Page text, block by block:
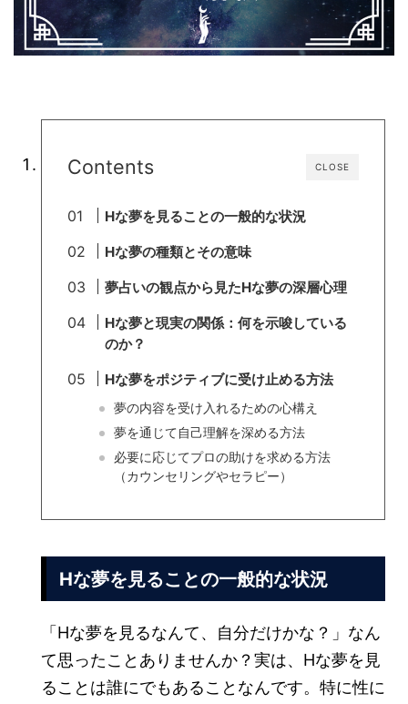
CLOSE
Contents
Hな夢を見ることの一般的な状況
Hな夢の種類とその意味
夢占いの観点から見たHな夢の深層心理
Hな夢と現実の関係：何を示唆している
のか？
Hな夢をポジティブに受け止める方法
夢の内容を受け入れるための心構え
夢を通じて自己理解を深める方法
必要に応じてプロの助けを求める方法
（カウンセリングやセラピー）
Hな夢を見ることの一般的な状況
「Hな夢を見るなんて、自分だけかな？」なん
て思ったことありませんか？実は、Hな夢を見
ることは誰にでもあることなんです。特に性に